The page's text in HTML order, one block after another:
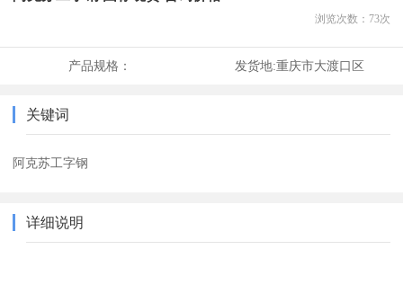
浏览次数： 73次
产品规格： 发货地:重庆市大渡口区
关键词
阿克苏工字钢
详细说明